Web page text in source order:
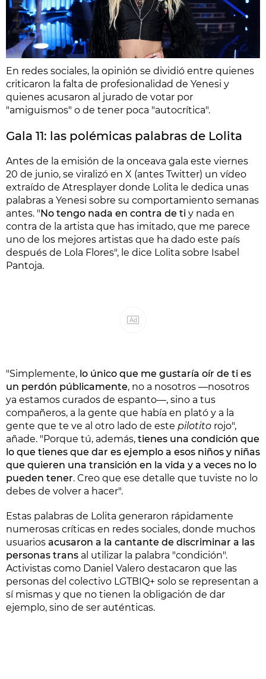
En redes sociales, la opinión se dividió entre quienes
criticaron la falta de profesionalidad de Yenesi y
quienes acusaron al jurado de votar por
"amiguismos" o de tener poca "autocrítica".
Gala 11: las polémicas palabras de Lolita
Antes de la emisión de la onceava gala este viernes
20 de junio, se viralizó en X (antes Twitter) un vídeo
extraído de Atresplayer donde Lolita le dedica unas
palabras a Yenesi sobre su comportamiento semanas
antes. " No tengo nada en contra de ti y nada en
contra de la artista que has imitado, que me parece
uno de los mejores artistas que ha dado este país
después de Lola Flores", le dice Lolita sobre Isabel
Pantoja.
Ad
"Simplemente, lo único que me gustaría oír de ti es
un perdón públicamente, no a nosotros —nosotros
ya estamos curados de espanto—, sino a tus
compañeros, a la gente que había en plató y a la
gente que te ve al otro lado de este pilotito rojo",
añade. "Porque tú, además, tienes una condición que
lo que tienes que dar es ejemplo a esos niños y niñas
que quieren una transición en la vida y a veces no lo
pueden tener. Creo que ese detalle que tuviste no lo
debes de volver a hacer".
Estas palabras de Lolita generaron rápidamente
numerosas críticas en redes sociales, donde muchos
usuarios acusaron a la cantante de discriminar a las
personas trans al utilizar la palabra "condición".
Activistas como Daniel Valero destacaron que las
personas del colectivo LGTBIQ+ solo se representan a
sí mismas y que no tienen la obligación de dar
ejemplo, sino de ser auténticas.